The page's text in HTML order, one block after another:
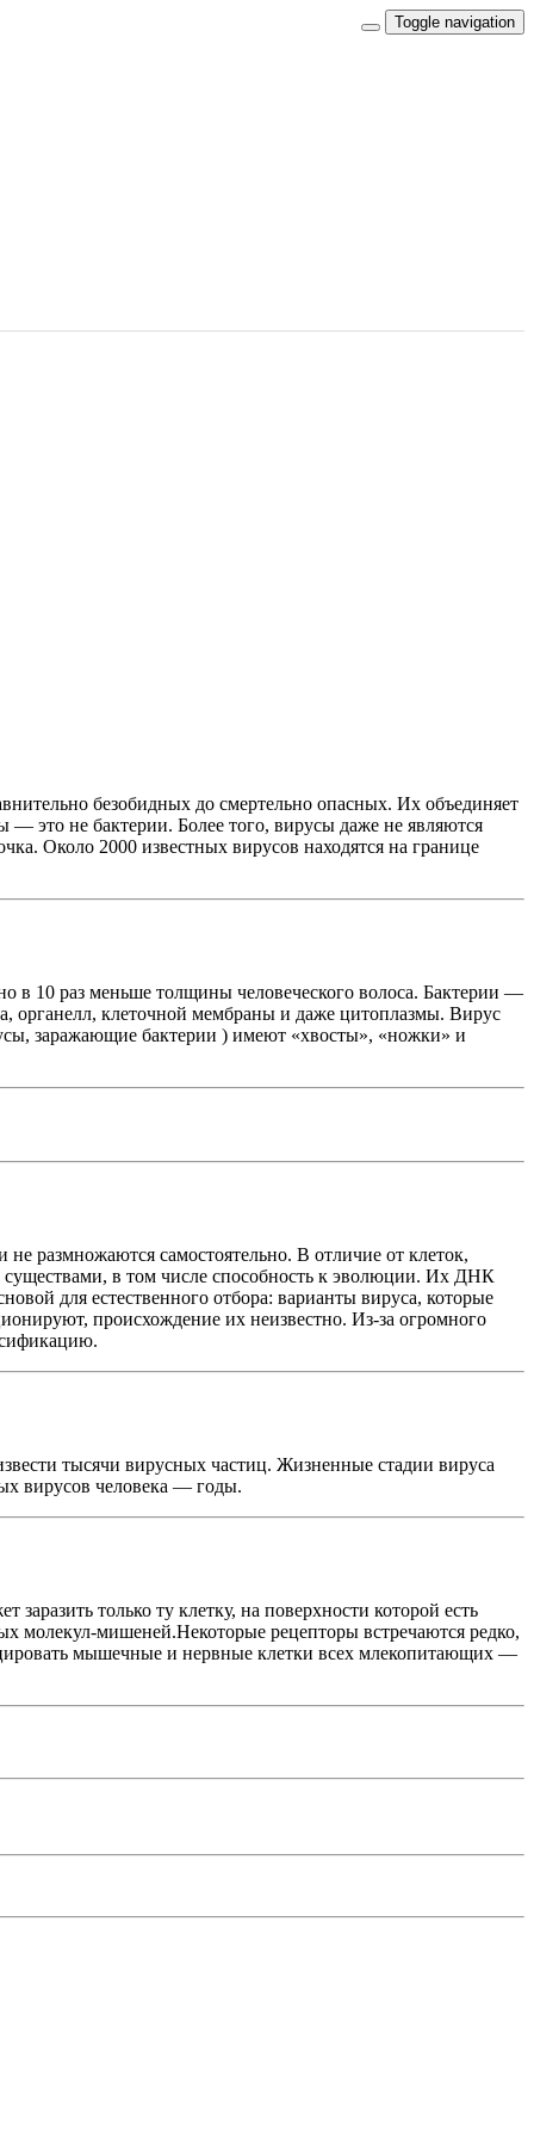
Toggle navigation
безобидных до смертельно опасных. Их объединяет
это не бактерии. Более того, вирусы даже не являются
Около 2000 известных вирусов находятся на границе
в 10 раз меньше толщины человеческого волоса. Бактерии —
органелл, клеточной мембраны и даже цитоплазмы. Вирус
заражающие бактерии ) имеют «хвосты», «ножки» и
размножаются самостоятельно. В отличие от клеток,
существами, в том числе способность к эволюции. Их ДНК
для естественного отбора: варианты вируса, которые
происхождение их неизвестно. Из-за огромного
тысячи вирусных частиц. Жизненные стадии вируса
вирусов человека — годы.
только ту клетку, на поверхности которой есть
молекул-мишеней.Некоторые рецепторы встречаются редко,
мышечные и нервные клетки всех млекопитающих —